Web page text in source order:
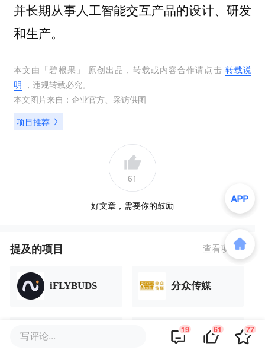
并长期从事人工智能交互产品的设计、研发
和生产。
本文由「 碧根果 」 原创出品，转载或内容合作请点击 转载说
明 ，违规转载必究。
本文图片来自： 企业官方、 采访供图
项目推荐
61
好文章，需要你的鼓励
提及的项目 查看项目库
iFLYBUDS 分众传媒
漫步者 OPPO
写评论... 19 61 77